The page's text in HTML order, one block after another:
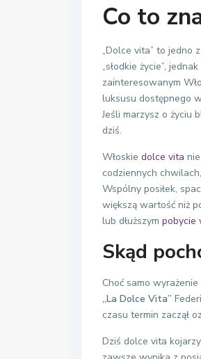
Co to
„Dolce vita” to jedno
„słodkie życie”,
zainteresowanym
luksusu dostępnego
Jeśli marzysz o życiu
dziś.
Włoskie dolce vita
codziennych
Wspólny posiłek,
większą wartość niż
lub dłuższym pobycie
Skąd
Choć samo
„La Dolce Vita”
czasu termin zaczął
Dziś dolce vita